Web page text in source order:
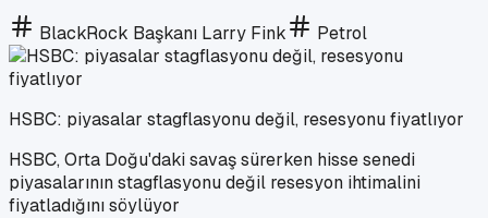
BlackRock Başkanı Larry Fink Petrol
HSBC: piyasalar stagflasyonu değil, resesyonu fiyatlıyor
HSBC, Orta Doğu'daki savaş sürerken hisse senedi
piyasalarının stagflasyonu değil resesyon ihtimalini
fiyatladığını söylüyor